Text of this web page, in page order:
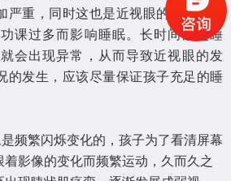
严重，同时这也是近视眼的高发期，
课过多而影响睡眠。长时间缺乏睡
会出现异常，从而导致近视眼的发
的发生，应该尽量保证孩子充足的睡
频繁闪烁变化的，孩子为了看清屏幕
着影像的变化而频繁运动，久而久之